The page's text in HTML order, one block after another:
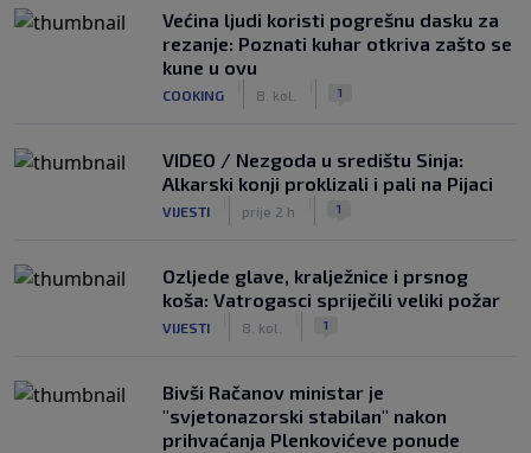
Većina ljudi koristi pogrešnu dasku za
rezanje: Poznati kuhar otkriva zašto se
kune u ovu
COOKING 8. kol. 1
VIDEO / Nezgoda u središtu Sinja:
Alkarski konji proklizali i pali na Pijaci
VIJESTI prije 2 h 1
Ozljede glave, kralježnice i prsnog
koša: Vatrogasci spriječili veliki požar
VIJESTI 8. kol. 1
Bivši Račanov ministar je
"svjetonazorski stabilan" nakon
prihvaćanja Plenkovićeve ponude